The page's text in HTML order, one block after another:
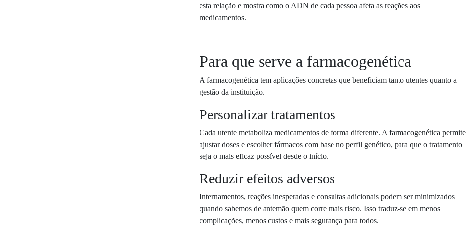
esta relação e mostra como o ADN de cada pessoa afeta as reações aos
medicamentos.
Para que serve a farmacogenética
A farmacogenética tem aplicações concretas que beneficiam tanto utentes quanto a
gestão da instituição.
Personalizar tratamentos
Cada utente metaboliza medicamentos de forma diferente. A farmacogenética permite
ajustar doses e escolher fármacos com base no perfil genético, para que o tratamento
seja o mais eficaz possível desde o início.
Reduzir efeitos adversos
Internamentos, reações inesperadas e consultas adicionais podem ser minimizados
quando sabemos de antemão quem corre mais risco. Isso traduz-se em menos
complicações, menos custos e mais segurança para todos.